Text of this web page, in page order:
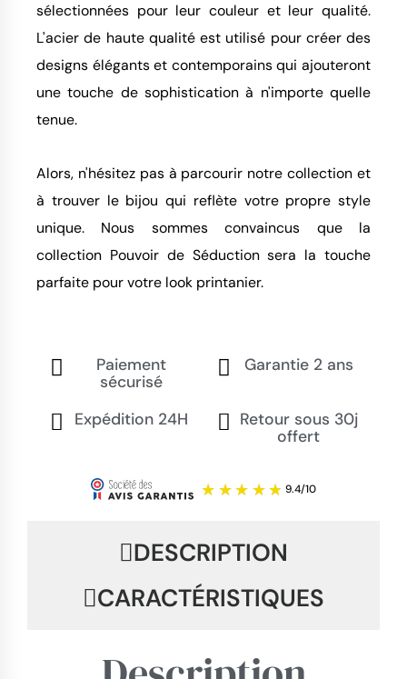
sélectionnées pour leur couleur et leur qualité.
L'acier de haute qualité est utilisé pour créer des
designs élégants et contemporains qui ajouteront
une touche de sophistication à n'importe quelle
tenue.
Alors, n'hésitez pas à parcourir notre collection et
à trouver le bijou qui reflète votre propre style
unique. Nous sommes convaincus que la
collection Pouvoir de Séduction sera la touche
parfaite pour votre look printanier.
Paiement
sécurisé
Garantie 2 ans
Expédition 24H
Retour sous 30j
offert
DESCRIPTION
CARACTÉRISTIQUES